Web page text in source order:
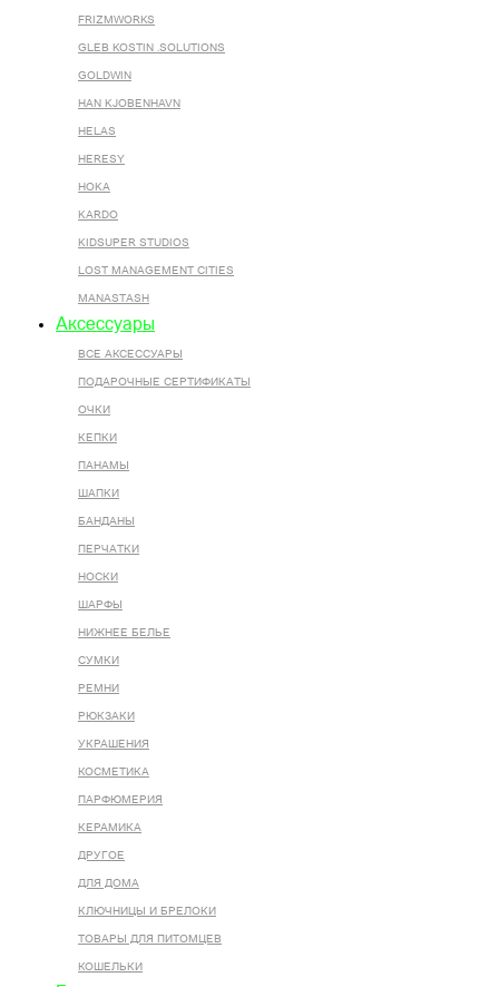
FRIZMWORKS
GLEB KOSTIN .SOLUTIONS
GOLDWIN
HAN KJOBENHAVN
HELAS
HERESY
HOKA
KARDO
KIDSUPER STUDIOS
LOST MANAGEMENT CITIES
MANASTASH
Аксессуары
ВСЕ AКСЕССУАРЫ
ПОДАРОЧНЫЕ СЕРТИФИКАТЫ
ОЧКИ
КЕПКИ
ПАНАМЫ
ШАПКИ
БАНДАНЫ
ПЕРЧАТКИ
НОСКИ
ШАРФЫ
НИЖНЕЕ БЕЛЬЕ
СУМКИ
РЕМНИ
РЮКЗАКИ
УКРАШЕНИЯ
КОСМЕТИКА
ПАРФЮМЕРИЯ
КЕРАМИКА
ДРУГОЕ
ДЛЯ ДОМА
КЛЮЧНИЦЫ И БРЕЛОКИ
ТОВАРЫ ДЛЯ ПИТОМЦЕВ
КОШЕЛЬКИ